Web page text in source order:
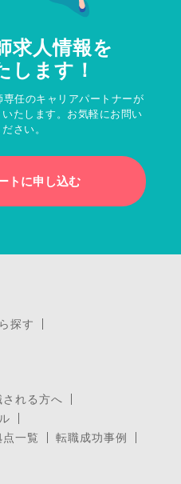
求人情報を
します！
任のキャリアパートナーが
たします。お気軽にお問い
さい。
トに申し込む
探す
れる方へ
点一覧
転職成功事例